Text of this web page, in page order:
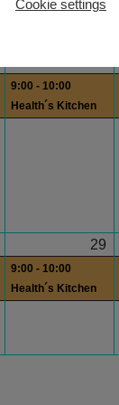
9:00 - 10:00
Health´s Kitchen
29
9:00 - 10:00
Health´s Kitchen
Cookie settings